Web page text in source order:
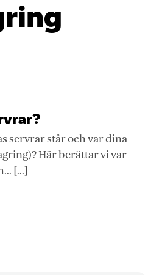
servrar står och var dina
Här berättar vi var
[...]